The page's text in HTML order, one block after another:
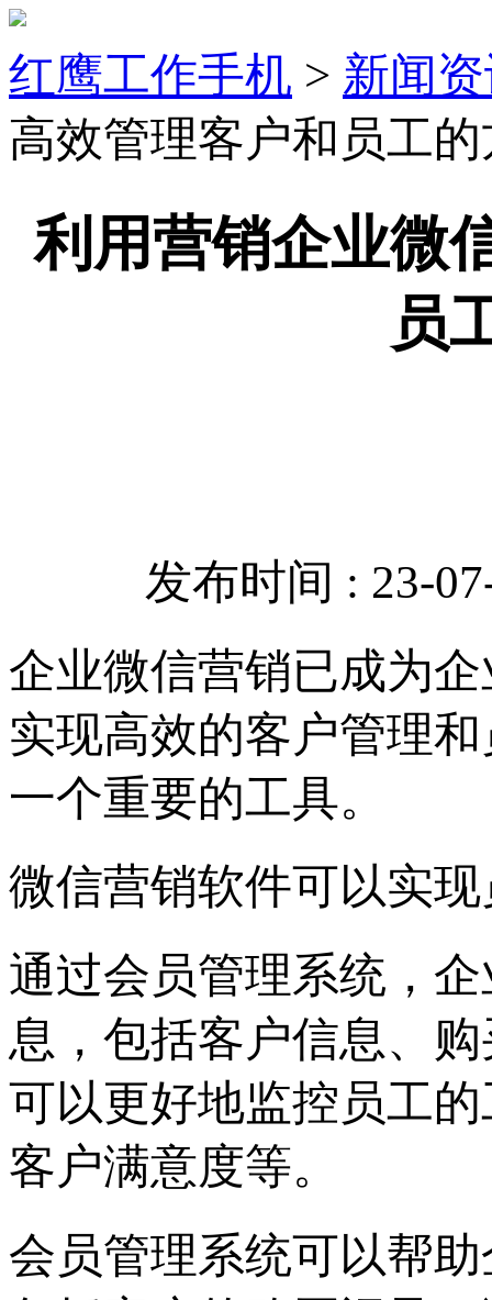
红鹰工作手机 > 新闻
高效管理客户和员工
利用营销企业微
员
发布时间 : 23-
企业微信营销已成为
实现高效的客户管理
一个重要的工具。
微信营销软件可以实
通过会员管理系统，
息，包括客户信息、
可以更好地监控员工
客户满意度等。
会员管理系统可以帮